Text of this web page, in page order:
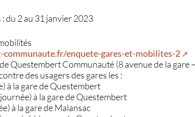
du 2 au 31 janvier 2023
enquete-gares-et-mobilites-2
Questembert Communauté (8 avenue de la
des usagers des gares les :
à la gare de Questembert
à la gare de Questembert
à la gare de Malansac